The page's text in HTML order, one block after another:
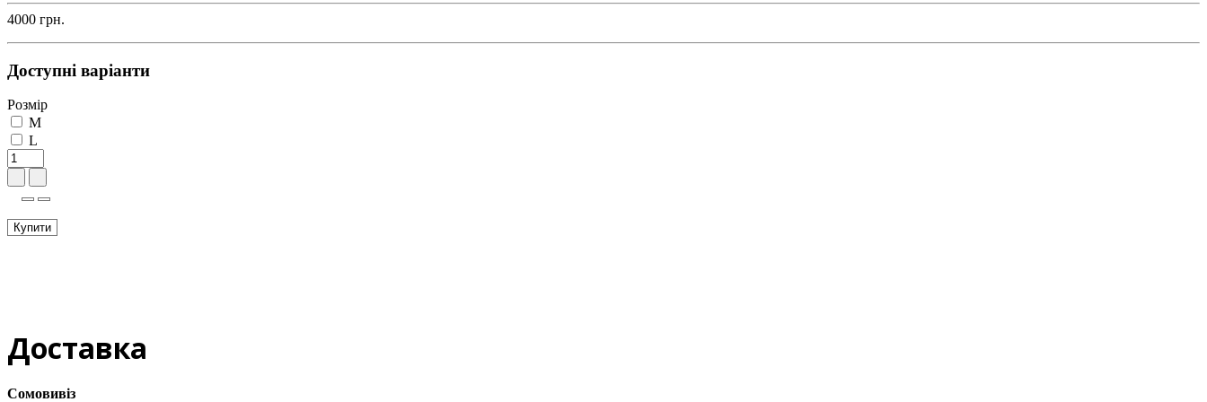
4000 грн.
Доступні варіанти
Розмір
M
L
Купити
Доставка
Сомовивіз